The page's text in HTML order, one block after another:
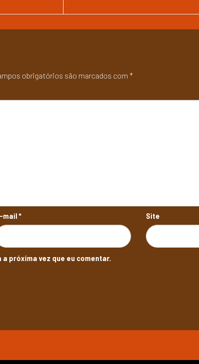
obrigatórios são marcados com *
mail * Site
próxima vez que eu comentar.